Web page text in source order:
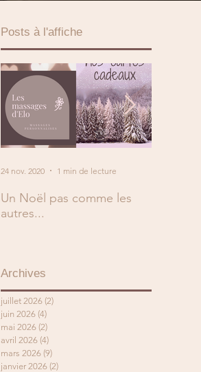
Posts à l'affiche
Un Noël pas comme les
autres...
24 nov. 2020 1 min de lecture
Archives
juillet 2026 (2)
juin 2026 (4)
mai 2026 (2)
avril 2026 (4)
mars 2026 (9)
janvier 2026 (2)